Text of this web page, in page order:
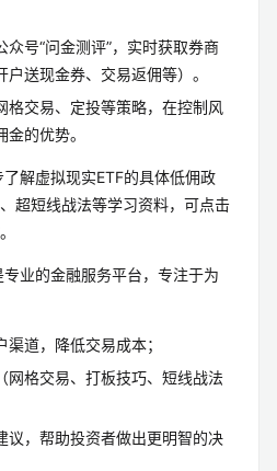
众号“问金测评”，实时获取券商
送现金券、交易返佣等）。
格交易、定投等策略，在控制风
的优势。
解虚拟现实ETF的具体低佣政
超短线战法等学习资料，可点击
专业的金融服务平台，专注于为
道，降低交易成本；
网格交易、打板技巧、短线战法
议，帮助投资者做出更明智的决